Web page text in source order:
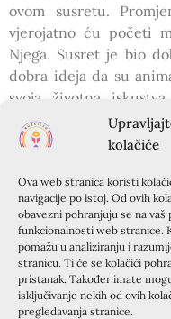
kolačiće
Ova web stranica koristi
navigacije po istoj. Od ovih
obavezni pohranjuju se na
funkcionalnosti web stranice.
pomažu u analiziranju i
stranicu. Ti će se kolačići
pristanak. Također imate
isključivanje nekih od ovih
pregledavanja stranice.
ovom susretu.
vjerojatno ću početi
Njega. Susret je bio
dobra ideja da su
svoja životna
poslušati nešto
vrijeme. Željela bi
znače).
– Posebno me
su mi se igre te rad u
osobnih iskušenja u
Promjenio mi se
je tu za mene uvijek i
Već pjevam u